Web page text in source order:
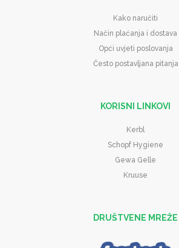
Kako naručiti
Način plaćanja i dostava
Opći uvjeti poslovanja
Često postavljana pitanja
KORISNI LINKOVI
Kerbl
Schopf Hygiene
Gewa Gelle
Kruuse
DRUŠTVENE MREŽE